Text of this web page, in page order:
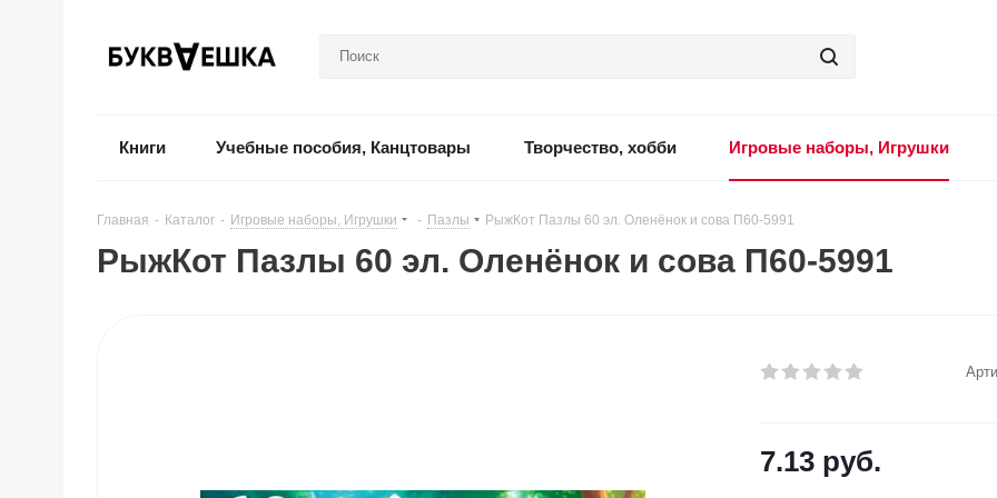
Книги Учебные пособия, Канцтовары Творчество, хобби Игровые наборы, Игрушки
Главная - Каталог - Игровые наборы, Игрушки - Пазлы - РыжКот Пазлы 60 эл. Оленёнок и сова П60-5991
РыжКот Пазлы 60 эл. Оленёнок и сова П60-5991
7.13 руб.